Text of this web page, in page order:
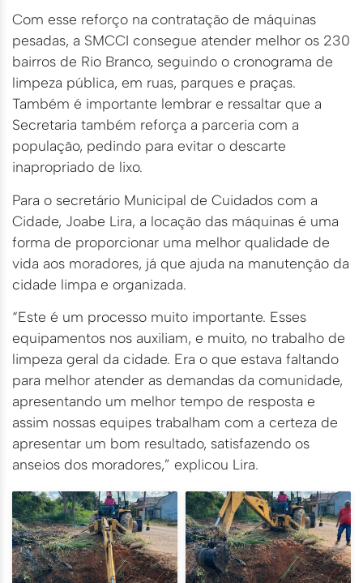
Com esse reforço na contratação de máquinas
pesadas, a SMCCI consegue atender melhor os 230
bairros de Rio Branco, seguindo o cronograma de
limpeza pública, em ruas, parques e praças.
Também é importante lembrar e ressaltar que a
Secretaria também reforça a parceria com a
população, pedindo para evitar o descarte
inapropriado de lixo.
Para o secretário Municipal de Cuidados com a
Cidade, Joabe Lira, a locação das máquinas é uma
forma de proporcionar uma melhor qualidade de
vida aos moradores, já que ajuda na manutenção da
cidade limpa e organizada.
“Este é um processo muito importante. Esses
equipamentos nos auxiliam, e muito, no trabalho de
limpeza geral da cidade. Era o que estava faltando
para melhor atender as demandas da comunidade,
apresentando um melhor tempo de resposta e
assim nossas equipes trabalham com a certeza de
apresentar um bom resultado, satisfazendo os
anseios dos moradores,” explicou Lira.